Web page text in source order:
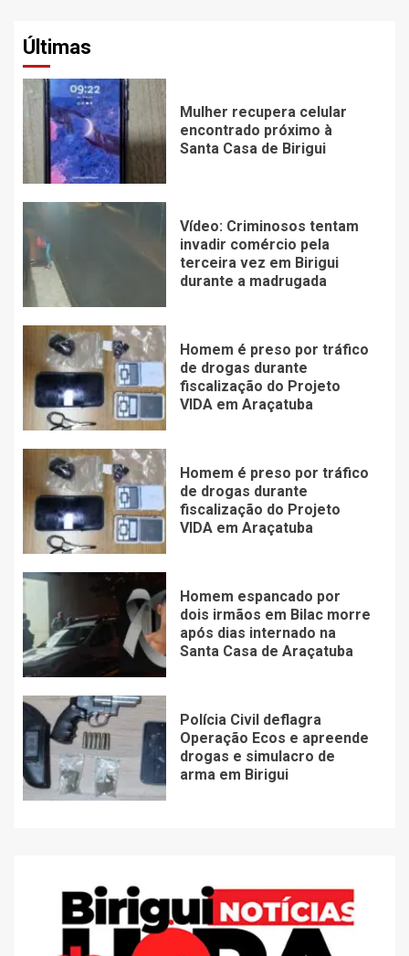
Últimas
Mulher recupera celular
encontrado próximo à
Santa Casa de Birigui
Vídeo: Criminosos tentam
invadir comércio pela
terceira vez em Birigui
durante a madrugada
Homem é preso por tráfico
de drogas durante
fiscalização do Projeto
VIDA em Araçatuba
Homem é preso por tráfico
de drogas durante
fiscalização do Projeto
VIDA em Araçatuba
Homem espancado por
dois irmãos em Bilac morre
após dias internado na
Santa Casa de Araçatuba
Polícia Civil deflagra
Operação Ecos e apreende
drogas e simulacro de
arma em Birigui